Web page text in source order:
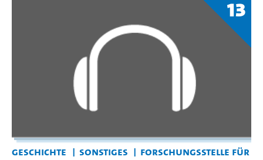
13
Geschichte Sonstiges
Forschungsstelle für